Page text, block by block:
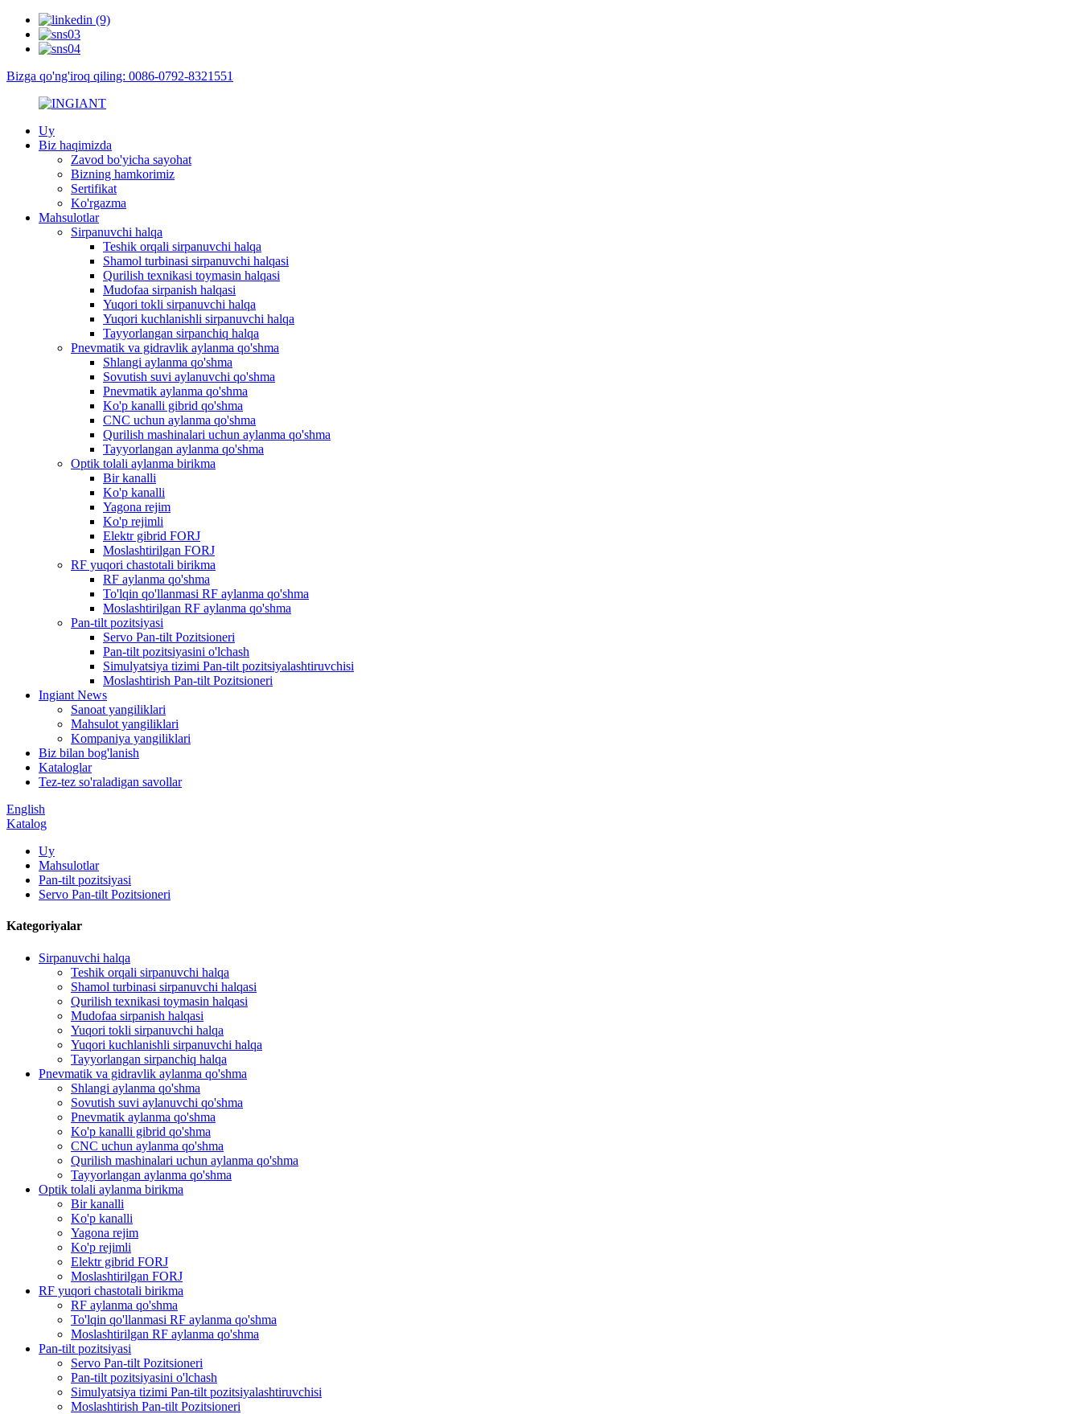
Bizga qo'ng'iroq qiling: 0086-0792-8321551
Uy
Biz haqimizda
Zavod bo'yicha sayohat
Bizning hamkorimiz
Sertifikat
Ko'rgazma
Mahsulotlar
Sirpanuvchi halqa
Teshik orqali sirpanuvchi halqa
Shamol turbinasi sirpanuvchi halqasi
Qurilish texnikasi toymasin halqasi
Mudofaa sirpanish halqasi
Yuqori tokli sirpanuvchi halqa
Yuqori kuchlanishli sirpanuvchi halqa
Tayyorlangan sirpanchiq halqa
Pnevmatik va gidravlik aylanma qo'shma
Shlangi aylanma qo'shma
Sovutish suvi aylanuvchi qo'shma
Pnevmatik aylanma qo'shma
Ko'p kanalli gibrid qo'shma
CNC uchun aylanma qo'shma
Qurilish mashinalari uchun aylanma qo'shma
Tayyorlangan aylanma qo'shma
Optik tolali aylanma birikma
Bir kanalli
Ko'p kanalli
Yagona rejim
Ko'p rejimli
Elektr gibrid FORJ
Moslashtirilgan FORJ
RF yuqori chastotali birikma
RF aylanma qo'shma
To'lqin qo'llanmasi RF aylanma qo'shma
Moslashtirilgan RF aylanma qo'shma
Pan-tilt pozitsiyasi
Servo Pan-tilt Pozitsioneri
Pan-tilt pozitsiyasini o'lchash
Simulyatsiya tizimi Pan-tilt pozitsiyalashtiruvchisi
Moslashtirish Pan-tilt Pozitsioneri
Ingiant News
Sanoat yangiliklari
Mahsulot yangiliklari
Kompaniya yangiliklari
Biz bilan bog'lanish
Kataloglar
Tez-tez so'raladigan savollar
English
Katalog
Uy
Mahsulotlar
Pan-tilt pozitsiyasi
Servo Pan-tilt Pozitsioneri
Kategoriyalar
Sirpanuvchi halqa
Teshik orqali sirpanuvchi halqa
Shamol turbinasi sirpanuvchi halqasi
Qurilish texnikasi toymasin halqasi
Mudofaa sirpanish halqasi
Yuqori tokli sirpanuvchi halqa
Yuqori kuchlanishli sirpanuvchi halqa
Tayyorlangan sirpanchiq halqa
Pnevmatik va gidravlik aylanma qo'shma
Shlangi aylanma qo'shma
Sovutish suvi aylanuvchi qo'shma
Pnevmatik aylanma qo'shma
Ko'p kanalli gibrid qo'shma
CNC uchun aylanma qo'shma
Qurilish mashinalari uchun aylanma qo'shma
Tayyorlangan aylanma qo'shma
Optik tolali aylanma birikma
Bir kanalli
Ko'p kanalli
Yagona rejim
Ko'p rejimli
Elektr gibrid FORJ
Moslashtirilgan FORJ
RF yuqori chastotali birikma
RF aylanma qo'shma
To'lqin qo'llanmasi RF aylanma qo'shma
Moslashtirilgan RF aylanma qo'shma
Pan-tilt pozitsiyasi
Servo Pan-tilt Pozitsioneri
Pan-tilt pozitsiyasini o'lchash
Simulyatsiya tizimi Pan-tilt pozitsiyalashtiruvchisi
Moslashtirish Pan-tilt Pozitsioneri